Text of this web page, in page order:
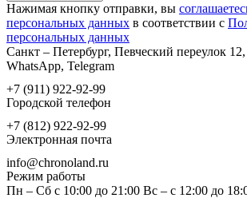
Нажимая кнопку отправки, вы
персональных данных в соответствии с
персональных данных
Санкт – Петербург, Певческий переулок
WhatsApp, Telegram
+7 (911) 922-92-99
Городской телефон
+7 (812) 922-92-99
Электронная почта
info@chronoland.ru
Режим работы
Пн – Сб с 10:00 до 21:00 Вс – c 12:00 до